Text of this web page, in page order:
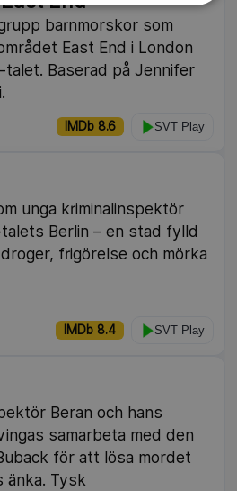
barnmorskor som
East End i London
talet. Baserad på Jennifer
IMDb 8.6 SVT Play
unga kriminalinspektör
Berlin – en stad fylld
frigörelse och mörka
IMDb 8.4 SVT Play
Beran och hans
samarbeta med den
för att lösa mordet
änka. Tysk